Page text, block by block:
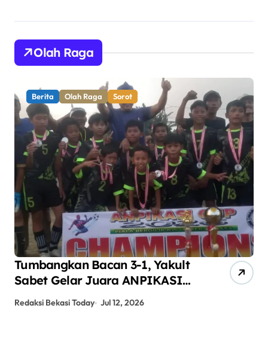
Olah Raga
Berita Olah Raga Sorot
Tumbangkan Bacan 3-1, Yakult
Sabet Gelar Juara ANPIKASI
CUP 2026
Redaksi Bekasi Today Jul 12, 2026